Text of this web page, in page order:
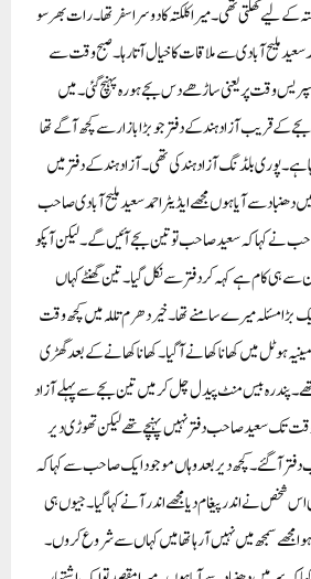
کے لیے کھلتی تھی ۔میرا کلکتہ کا دوسرا سفر تھا ۔رات بھر سو
سعید ملیح آبادی سے ملاقات کا خیال آتا رہا ۔صبح وقت سے
وقت پر یعنی ساڑھے دس بجے ہورہ پہنچ گئی۔میں
کے قریب آزاد ہند کے دفتر جو بڑا بازار سے کچھ آگے تھا
رہا ہے۔پوری بلڈنگ آزاد ہند کی تھی۔آزاد ہند کے دفتر میں
سے آیا ہوں مجھے ایڈیٹر احمد سعید ملیح آبادی صاحب
نے کہا کہ سعید صاحب تو تین بجے آئیں گے ۔لیکن آپکو
سے ہی کام ہے کہہ کر دفتر سے نکل گیا ۔تین گھنٹے کہاں
بڑا مسئلہ میرے سامنے تھا۔خیر دھرم تللہ میں کچھ وقت
ہوٹل میں کھانا کھانے آ گیا۔کھانا کھانے کے بعد گھڑی
۔پندرہ بیس منٹ پیدل چل کر میں تین بجے سے پہلے آزاد
وقت تک سعید صاحب دفتر نہیں پہنچے تھے لیکن تھوڑی دیر
دفتر آ گئے۔کچھ دیر بعد وہاں موجود ایک صاحب سے کہا کہ
شخص نے اندر پیغام دیا مجھے اندر آنے کہا گیا ۔جیوں ہی
مجھے سمجھ میں نہیں آ رہا تھا میں کہاں سے شروع کروں ۔